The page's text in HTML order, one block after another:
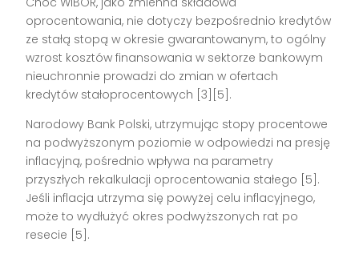
oprocentowania, nie dotyczy bezpośrednio kredytów
ze stałą stopą w okresie gwarantowanym, to ogólny
wzrost kosztów finansowania w sektorze bankowym
nieuchronnie prowadzi do zmian w ofertach
kredytów stałoprocentowych [3][5].
Narodowy Bank Polski, utrzymując stopy procentowe
na podwyższonym poziomie w odpowiedzi na presję
inflacyjną, pośrednio wpływa na parametry
przyszłych rekalkulacji oprocentowania stałego [5].
Jeśli inflacja utrzyma się powyżej celu inflacyjnego,
może to wydłużyć okres podwyższonych rat po
resecie [5].